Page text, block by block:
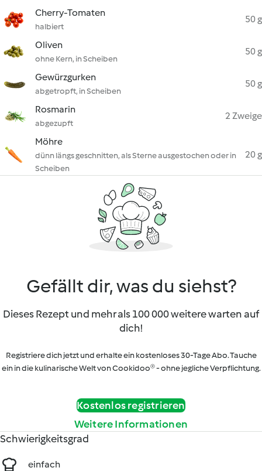
Cherry-Tomaten
halbiert
50 g
Oliven
ohne Kern, in Scheiben
50 g
Gewürzgurken
abgetropft, in Scheiben
50 g
Rosmarin
abgezupft
2 Zweige
Möhre
dünn längs geschnitten, als Sterne ausgestochen oder in
Scheiben
20 g
Gefällt dir, was du siehst?
Dieses Rezept und mehr als 100 000 weitere warten auf
dich!
Registriere dich jetzt und erhalte ein kostenloses 30-Tage Abo. Tauche
ein in die kulinarische Welt von Cookidoo® - ohne jegliche Verpflichtung.
Kostenlos registrieren
Weitere Informationen
Schwierigkeitsgrad
einfach